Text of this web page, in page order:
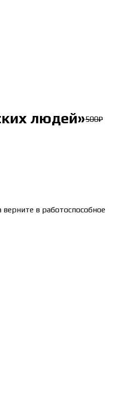
людей»500₽
в работоспособное